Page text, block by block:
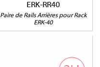
ERK-RR40
Paire de Rails Arrières pour Rack
ERK-40